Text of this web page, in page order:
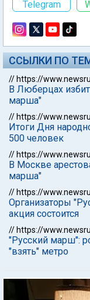
Telegram
ССЫЛКИ ПО
// https://
В Люберцах избит
марша"
// https://
Итоги Дня
500 человек
// https://
В Москве
марша"
// https://
Организаторы
акция состоится
// https://
"Русский марш":
"взять" метро